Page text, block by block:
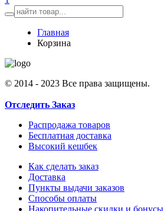
Главная
Корзина
© 2014 - 2023 Все права защищены.
Отследить Заказ
Распродажа товаров
Бесплатная доставка
Высокий кешбек
Как сделать заказ
Доставка
Пункты выдачи заказов
Способы оплаты
Накопительные скидки и бонусы